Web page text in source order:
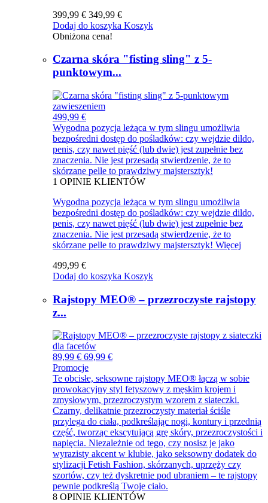
399,99 € 349,99 €
Dodaj do koszyka Koszyk
Obniżona cena!
Czarna skóra "fisting sling" z 5-
punktowym...
499,99 €
Wygodna pozycja leżąca w tym slingu umożliwia
bezpośredni dostęp do pośladków: czy wejdzie dildo,
penis, czy nawet pięść (lub dwie) jest zupełnie bez
znaczenia. Nie jest przesadą stwierdzenie, że to
skórzane pelle to prawdziwy majstersztyk!
1 OPINIE KLIENTÓW
Wygodna pozycja leżąca w tym slingu umożliwia
bezpośredni dostęp do pośladków: czy wejdzie dildo,
penis, czy nawet pięść (lub dwie) jest zupełnie bez
znaczenia. Nie jest przesadą stwierdzenie, że to
skórzane pelle to prawdziwy majstersztyk! Więcej
499,99 €
Dodaj do koszyka Koszyk
Rajstopy MEO® – przezroczyste rajstopy
z...
89,99 € 69,99 €
Promocje
Te obcisłe, seksowne rajstopy MEO® łączą w sobie
prowokacyjny styl fetyszowy z męskim krojem i
zmysłowym, przezroczystym wzorem z siateczki.
Czarny, delikatnie przezroczysty materiał ściśle
przylega do ciała, podkreślając nogi, kontury i przednią
część, tworząc ekscytującą grę skóry, przezroczystości i
napięcia. Niezależnie od tego, czy nosisz je jako
wyrazisty akcent w klubie, jako seksowny dodatek do
stylizacji Fetish Fashion, skórzanych, uprzęży czy
szortów, czy też dyskretnie pod ubraniem – te rajstopy
pewnie podkreślą Twoje ciało.
8 OPINIE KLIENTÓW